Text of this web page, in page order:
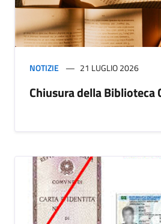
NOTIZIE 21 LUGLIO 2026
Chiusura della Biblioteca